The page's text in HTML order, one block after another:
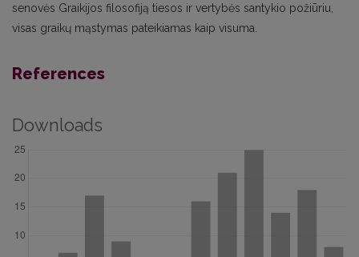
senovės Graikijos filosofiją tiesos ir vertybės santykio požiūriu,
visas graikų mąstymas pateikiamas kaip visuma.
References
Downloads